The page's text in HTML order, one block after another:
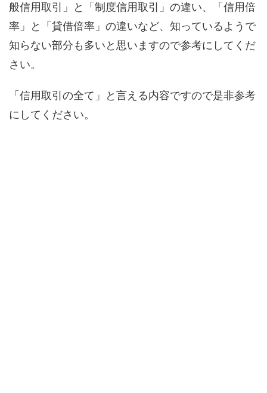
般信用取引」と「制度信用取引」の違い、「信用倍
率」と「貸借倍率」の違いなど、知っているようで
知らない部分も多いと思いますので参考にしてくだ
さい。
「信用取引の全て」と言える内容ですので是非参考
にしてください。